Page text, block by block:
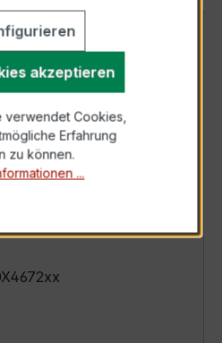
akzeptieren
verwendet Cookies,
Erfahrung
zu können.
...